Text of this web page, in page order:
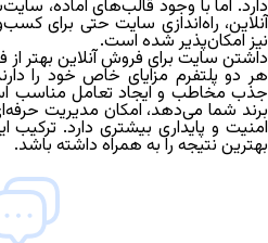
دارد. اما با وجود قالب‌های آماده،
آنلاین، راه‌اندازی سایت حتی برای
نیز امکان‌پذیر شده است.
داشتن سایت برای فروش آنلاین بهتر از
هر دو پلتفرم مزایای خاص خود را
جذب مخاطب و ایجاد تعامل مناسب
برند شما می‌دهد، امکان مدیریت
امنیت و پایداری بیشتری دارد. ترکیب
بهترین نتیجه را به همراه داشته باشد.